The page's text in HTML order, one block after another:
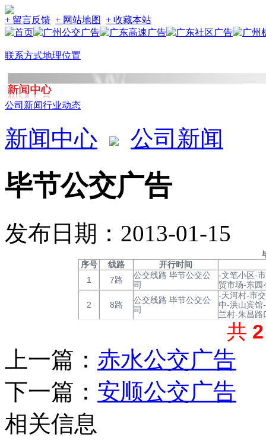
+ 留言反馈 + 网站地图 + 收藏本站
联系方式地理位置
公司新闻行业动态
新闻中心 公司新闻
毕节公交广告
发布日期：2013-01-15
序号
线路
开行时间
1
7路
公交线路 毕节公交公
司
-文笔小区-
贸市场-东园
2 8路
公交线路 毕节公交公
司
-天河村-市
中-洪山宾馆
兰村-朱昌路
共
上一篇： 赤水公交广告
下一篇： 安顺公交广告
相关信息